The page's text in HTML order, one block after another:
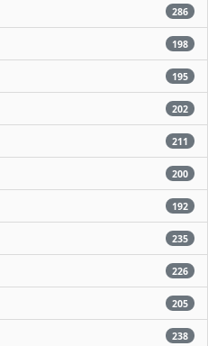
286
198
195
202
211
200
192
235
226
205
238